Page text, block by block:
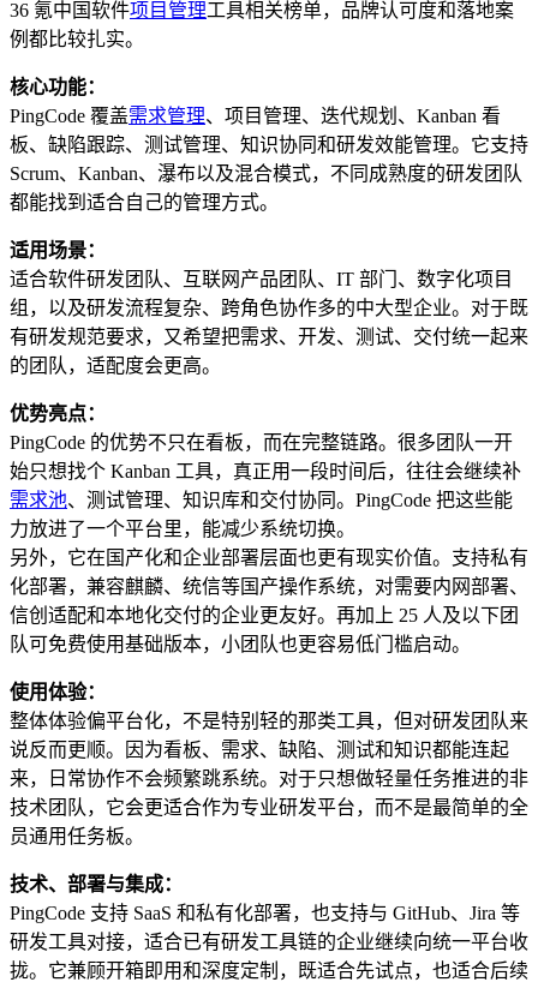
36 氪中国软件项目管理工具相关榜单，品牌认可度和落地案
例都比较扎实。
核心功能：
PingCode 覆盖需求管理、项目管理、迭代规划、Kanban 看
板、缺陷跟踪、测试管理、知识协同和研发效能管理。它支持
Scrum、Kanban、瀑布以及混合模式，不同成熟度的研发团队
都能找到适合自己的管理方式。
适用场景：
适合软件研发团队、互联网产品团队、IT 部门、数字化项目
组，以及研发流程复杂、跨角色协作多的中大型企业。对于既
有研发规范要求，又希望把需求、开发、测试、交付统一起来
的团队，适配度会更高。
优势亮点：
PingCode 的优势不只在看板，而在完整链路。很多团队一开
始只想找个 Kanban 工具，真正用一段时间后，往往会继续补
需求池、测试管理、知识库和交付协同。PingCode 把这些能
力放进了一个平台里，能减少系统切换。
另外，它在国产化和企业部署层面也更有现实价值。支持私有
化部署，兼容麒麟、统信等国产操作系统，对需要内网部署、
信创适配和本地化交付的企业更友好。再加上 25 人及以下团
队可免费使用基础版本，小团队也更容易低门槛启动。
使用体验：
整体体验偏平台化，不是特别轻的那类工具，但对研发团队来
说反而更顺。因为看板、需求、缺陷、测试和知识都能连起
来，日常协作不会频繁跳系统。对于只想做轻量任务推进的非
技术团队，它会更适合作为专业研发平台，而不是最简单的全
员通用任务板。
技术、部署与集成：
PingCode 支持 SaaS 和私有化部署，也支持与 GitHub、Jira 等
研发工具对接，适合已有研发工具链的企业继续向统一平台收
拢。它兼顾开箱即用和深度定制，既适合先试点，也适合后续